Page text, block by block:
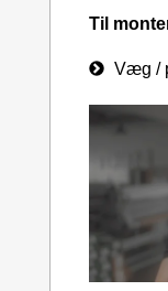
Til
Væg /